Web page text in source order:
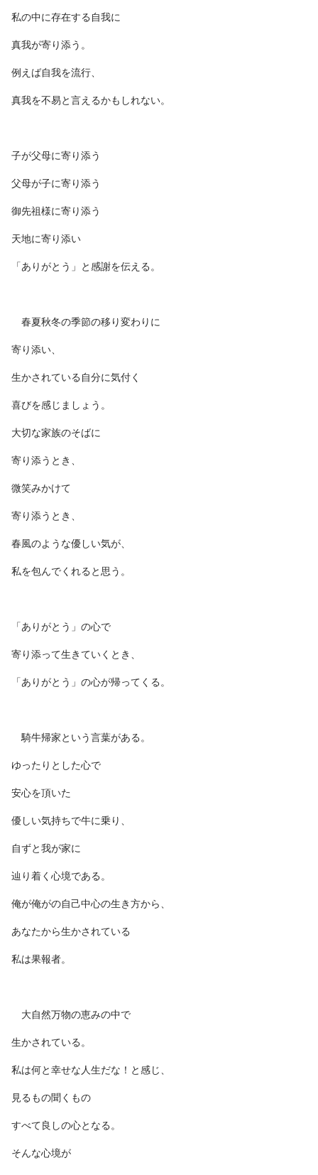
私の中に存在する自我に
真我が寄り添う。
例えば自我を流行、
真我を不易と言えるかもしれない。
子が父母に寄り添う
父母が子に寄り添う
御先祖様に寄り添う
天地に寄り添い
「ありがとう」と感謝を伝える。
春夏秋冬の季節の移り変わりに
寄り添い、
生かされている自分に気付く
喜びを感じましょう。
大切な家族のそばに
寄り添うとき、
微笑みかけて
寄り添うとき、
春風のような優しい気が、
私を包んでくれると思う。
「ありがとう」の心で
寄り添って生きていくとき、
「ありがとう」の心が帰ってくる。
騎牛帰家という言葉がある。
ゆったりとした心で
安心を頂いた
優しい気持ちで牛に乗り、
自ずと我が家に
辿り着く心境である。
俺が俺がの自己中心の生き方から、
あなたから生かされている
私は果報者。
大自然万物の恵みの中で
生かされている。
私は何と幸せな人生だな！と感じ、
見るもの聞くもの
すべて良しの心となる。
そんな心境が